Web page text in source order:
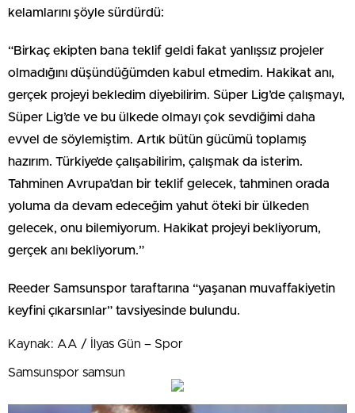
kelamlarını şöyle sürdürdü:
“Birkaç ekipten bana teklif geldi fakat yanlışsız projeler
olmadığını düşündüğümden kabul etmedim. Hakikat anı,
gerçek projeyi bekledim diyebilirim. Süper Lig’de çalışmayı,
Süper Lig’de ve bu ülkede olmayı çok sevdiğimi daha
evvel de söylemiştim. Artık bütün gücümü toplamış
hazırım. Türkiye’de çalışabilirim, çalışmak da isterim.
Tahminen Avrupa’dan bir teklif gelecek, tahminen orada
yoluma da devam edeceğim yahut öteki bir ülkeden
gelecek, onu bilemiyorum. Hakikat projeyi bekliyorum,
gerçek anı bekliyorum.”
Reeder Samsunspor taraftarına “yaşanan muvaffakiyetin
keyfini çıkarsınlar” tavsiyesinde bulundu.
Kaynak: AA / İlyas Gün – Spor
Samsunspor samsun